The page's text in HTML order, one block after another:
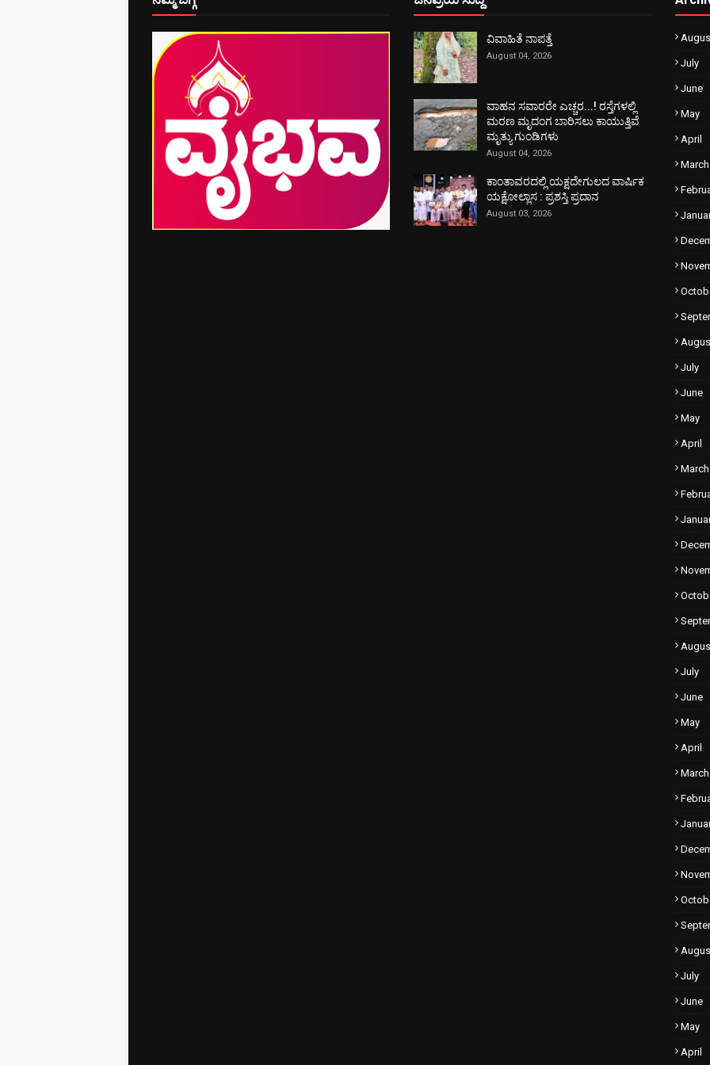
ವಿವಾಹಿತೆ ನಾಪತ್ತೆ
August 04, 2026
ವಾಹನ ಸವಾರರೇ ಎಚ್ಚರ...! ರಸ್ತೆಗಳಲ್ಲಿ
ಮರಣ ಮೃದಂಗ ಬಾರಿಸಲು ಕಾಯುತ್ತಿವೆ
ಮೃತ್ಯು ಗುಂಡಿಗಳು
August 04, 2026
ಕಾಂತಾವರದಲ್ಲಿ ಯಕ್ಷದೇಗುಲದ ವಾರ್ಷಿಕ
ಯಕ್ಷೋಲ್ಲಾಸ : ಪ್ರಶಸ್ತಿ ಪ್ರದಾನ
August 03, 2026
July
June
May
April
March
July
June
May
April
March
July
June
May
April
March
July
June
May
April